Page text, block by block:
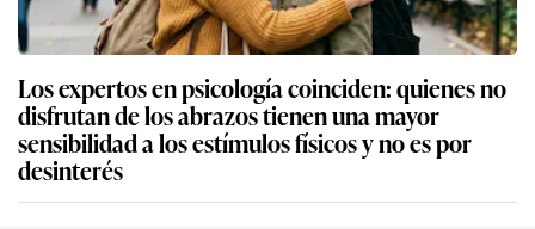
Los expertos en psicología coinciden: quienes no
disfrutan de los abrazos tienen una mayor
sensibilidad a los estímulos físicos y no es por
desinterés